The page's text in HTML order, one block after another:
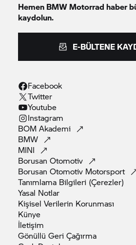
Hemen BMW Motorrad haber
kaydolun.
E-BÜLTENE
Facebook
Twitter
Youtube
Instagram
BOMAkademi
BMW
MINI
BorusanOtomotiv
Borusan Otomotiv Motorsport
Tanımlama Bilgileri (Çerezler)
Yasal Notlar
Kişisel Verilerin Korunması
Künye
İletişim
Gönüllü GeriÇağırma